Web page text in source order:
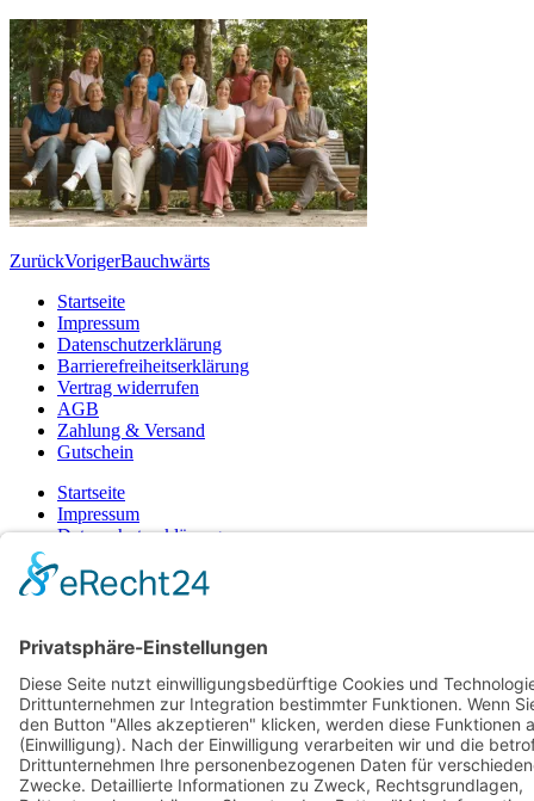
ZurückVorigerBauchwärts
Startseite
Impressum
Datenschutzerklärung
Barrierefreiheitserklärung
Vertrag widerrufen
AGB
Zahlung & Versand
Gutschein
Startseite
Impressum
Datenschutzerklärung
Vertrag widerrufen
AGB
Gutschein
© 2026Bauchwärts Paderborn|hello@bauchwaerts-paderborn.de